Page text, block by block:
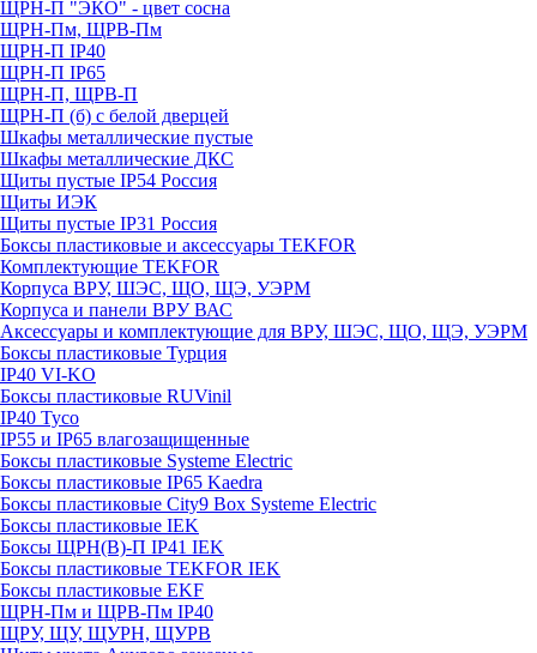
ЩРН-П "ЭКО" - цвет сосна
ЩРН-Пм, ЩРВ-Пм
ЩРН-П IP40
ЩРН-П IP65
ЩРН-П, ЩРВ-П
ЩРН-П (б) с белой дверцей
Шкафы металлические пустые
Шкафы металлические ДКС
Щиты пустые IP54 Россия
Щиты ИЭК
Щиты пустые IP31 Россия
Боксы пластиковые и аксессуары TEKFOR
Комплектующие TEKFOR
Корпуса ВРУ, ШЭС, ЩО, ЩЭ, УЭРМ
Корпуса и панели ВРУ ВАС
Аксессуары и комплектующие для ВРУ, ШЭС, ЩО, ЩЭ, УЭРМ
Боксы пластиковые Турция
IP40 VI-KO
Боксы пластиковые RUVinil
IP40 Тусо
IP55 и IP65 влагозащищенные
Боксы пластиковые Systeme Electric
Боксы пластиковые IP65 Kaedra
Боксы пластиковые City9 Box Systeme Electric
Боксы пластиковые IEK
Боксы ЩРН(В)-П IP41 IEK
Боксы пластиковые TEKFOR IEK
Боксы пластиковые EKF
ЩРН-Пм и ЩРВ-Пм IP40
ЩРУ, ЩУ, ЩУРН, ЩУРВ